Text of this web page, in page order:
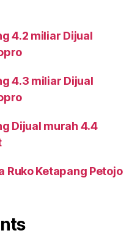
4.2 miliar Dijual
4.3 miliar Dijual
Dijual murah 4.4
Ruko Ketapang Petojo